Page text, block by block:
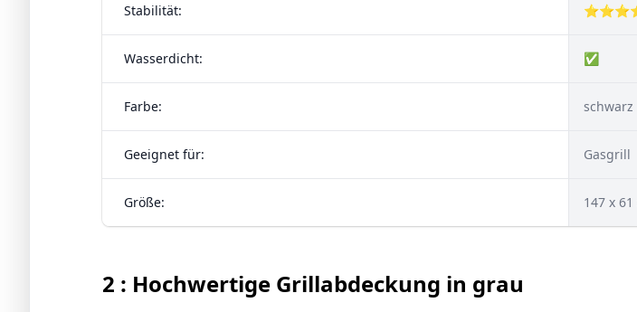
Stabilität:
Wasserdicht: ✅
Farbe: schwarz
Geeignet für: Gasgrill
Größe: 147 x
2 : Hochwertige Grillabdeckung in grau